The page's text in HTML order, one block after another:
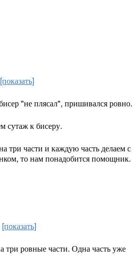
[показать]
"не плясал", пришивался ровно.
сутаж к бисеру.
три части и каждую часть делаем с
то нам понадобится помощник.
[показать]
три ровные части. Одна часть уже